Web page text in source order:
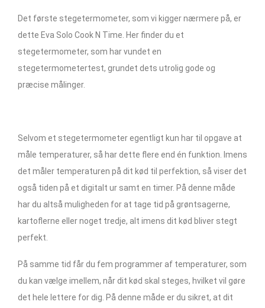
Det første stegetermometer, som vi kigger nærmere på, er
dette Eva Solo Cook N Time. Her finder du et
stegetermometer, som har vundet en
stegetermometertest, grundet dets utrolig gode og
præcise målinger.
Selvom et stegetermometer egentligt kun har til opgave at
måle temperaturer, så har dette flere end én funktion. Imens
det måler temperaturen på dit kød til perfektion, så viser det
også tiden på et digitalt ur samt en timer. På denne måde
har du altså muligheden for at tage tid på grøntsagerne,
kartoflerne eller noget tredje, alt imens dit kød bliver stegt
perfekt.
På samme tid får du fem programmer af temperaturer, som
du kan vælge imellem, når dit kød skal steges, hvilket vil gøre
det hele lettere for dig. På denne måde er du sikret, at dit